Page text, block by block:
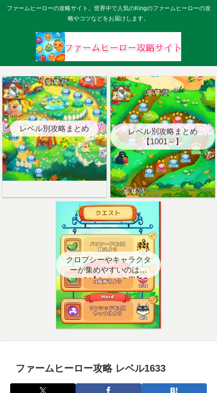
ファームヒーローの攻略サイト。世界中で人気のKingのファームヒーローの攻
略やコツなどをお届けします。
レベル別攻略まとめ
レベル別攻略まとめ
【1001～】
クロプシーやキャラクタ
ーが集めやすいのはど
こ？【クエスト用】
ファームヒーロー攻略 レベル1633